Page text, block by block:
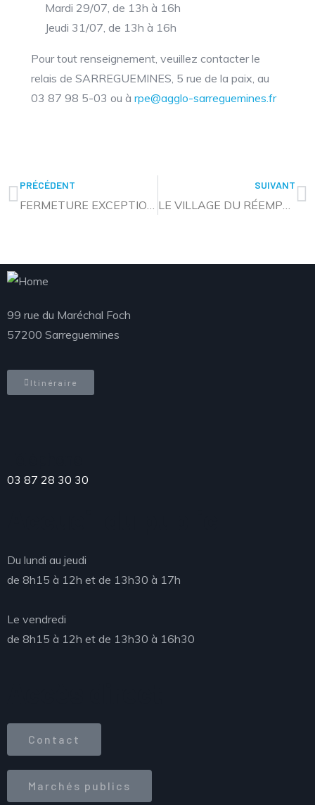
Mardi 29/07, de 13h à 16h
Jeudi 31/07, de 13h à 16h
Pour tout renseignement, veuillez contacter le
relais de SARREGUEMINES, 5 rue de la paix, au
03 87 98 5-03 ou àrpe@agglo-sarreguemines.fr
PRÉCÉDENT
FERMETURE EXCEPTIONNELLE DE L’ACCUEIL AU PUBLIC A LA MAISON DE L’HABITAT LE 24 JUIN
SUIVANT
LE VILLAGE DU RÉEMPLOI , DE LA REUTILISATION ET DE LA RÉPARATION : APPEL À EXPOSANTS !
99 rue du Maréchal Foch
57200 Sarreguemines
Itinéraire
03 87 28 30 30
Du lundi au jeudi
de 8h15 à 12h et de 13h30 à 17h
Le vendredi
de 8h15 à 12h et de 13h30 à 16h30
Contact
Marchés publics